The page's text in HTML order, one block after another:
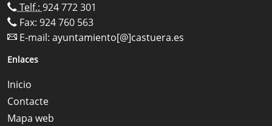
Telf.: 924 772 301
Fax: 924 760 563
E-mail: ayuntamiento[@]castuera.es
Enlaces
Inicio
Contacte
Mapa web